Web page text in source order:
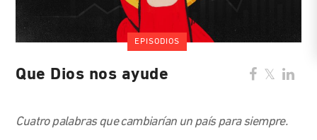
EPISODIOS
Que Dios nos ayude
Cuatro palabras que cambiarían un país para siempre.